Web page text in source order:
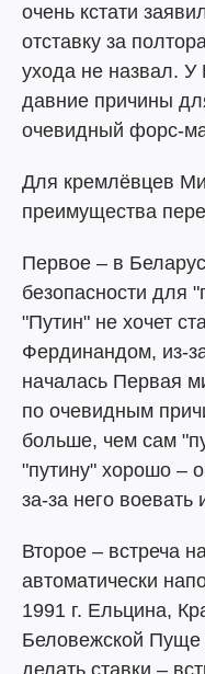
очень кстати
отставку за
ухода не назвал. У
давние причины
очевидный форс-
Для кремлёвцев
преимущества
Первое – в
безопасности для
"Путин" не хочет
Фердинандом, из-
началась Первая
по очевидным
больше, чем сам
"путину" хорошо –
за-за него воевать
Второе – встреча
автоматически
1991 г. Ельцина,
Беловежской
делать ставки –